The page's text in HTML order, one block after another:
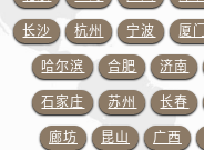
长沙 杭州 宁波 厦门
哈尔滨 合肥 济南
石家庄 苏州 长春
廊坊 昆山 广西